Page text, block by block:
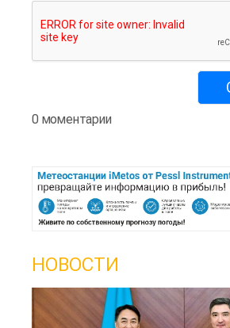
0 моментарии
НОВОСТИ